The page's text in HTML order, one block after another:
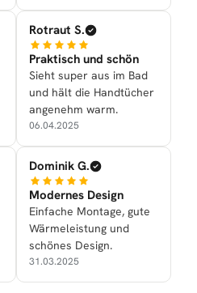
Rotraut S.
Praktisch und schön
Sieht super aus im Bad
und hält die Handtücher
angenehm warm.
06.04.2025
Dominik G.
Modernes Design
Einfache Montage, gute
Wärmeleistung und
schönes Design.
31.03.2025